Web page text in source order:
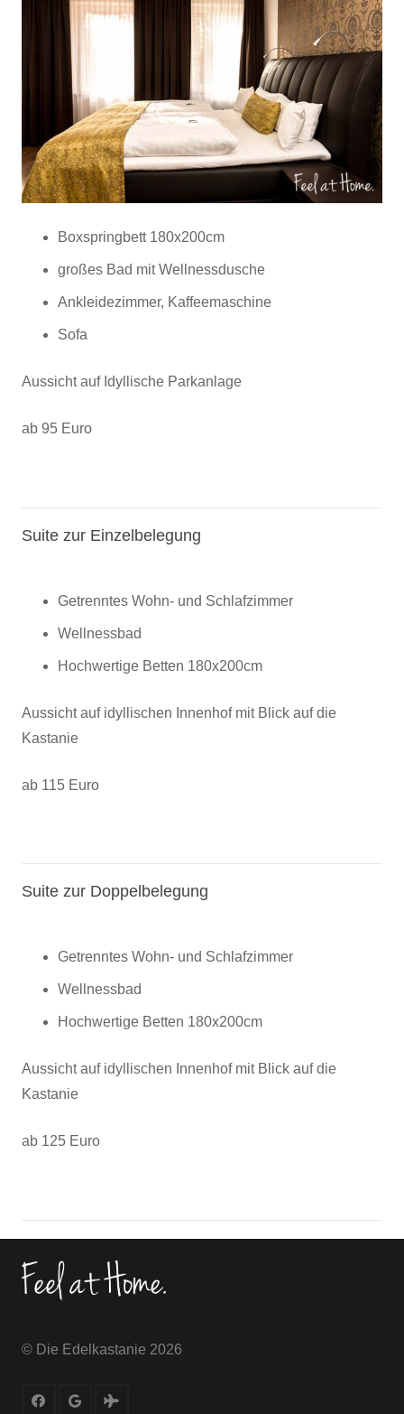
Boxspringbett 180x200cm
großes Bad mit Wellnessdusche
Ankleidezimmer, Kaffeemaschine
Sofa
Aussicht auf Idyllische Parkanlage
ab 95 Euro
Suite zur Einzelbelegung
Getrenntes Wohn- und Schlafzimmer
Wellnessbad
Hochwertige Betten 180x200cm
Aussicht auf idyllischen Innenhof mit Blick auf die
Kastanie
ab 115 Euro
Suite zur Doppelbelegung
Getrenntes Wohn- und Schlafzimmer
Wellnessbad
Hochwertige Betten 180x200cm
Aussicht auf idyllischen Innenhof mit Blick auf die
Kastanie
ab 125 Euro
© Die Edelkastanie 2026